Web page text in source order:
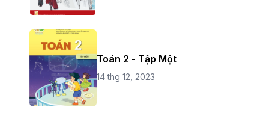
Toán 2 - Tập Một
14 thg 12, 2023